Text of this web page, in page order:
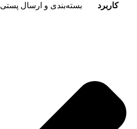
کاربرد
بسته‌بندی و ارسال پستی